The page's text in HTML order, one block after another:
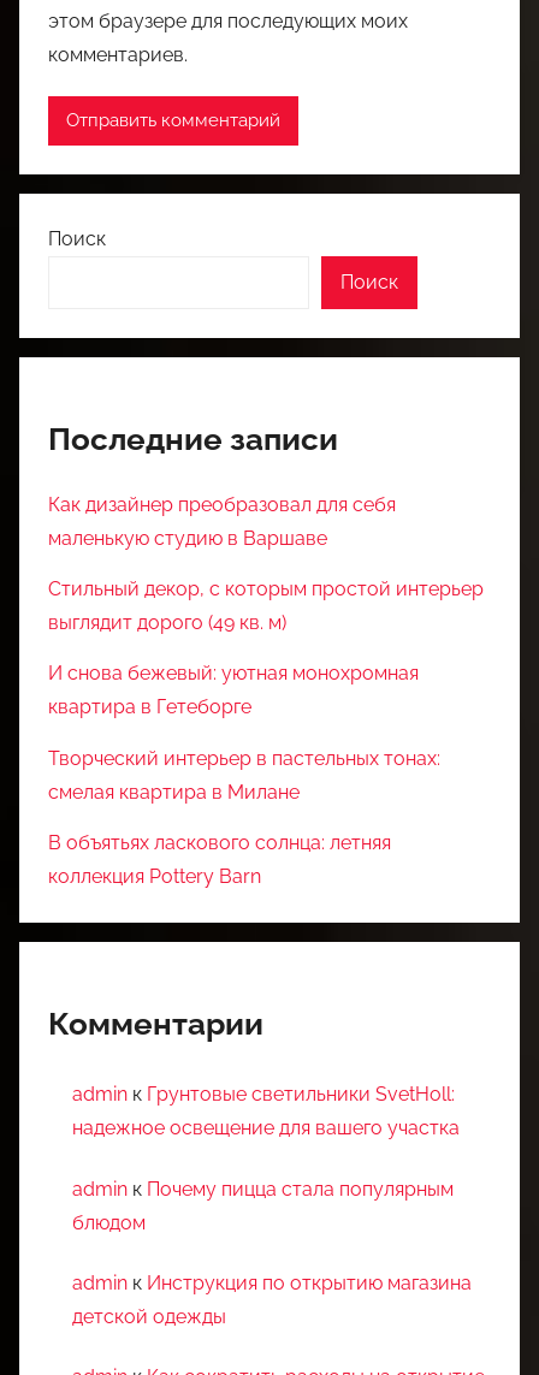
этом браузере для последующих моих
комментариев.
Поиск
Поиск
Последние записи
Как дизайнер преобразовал для себя
маленькую студию в Варшаве
Стильный декор, с которым простой интерьер
выглядит дорого (49 кв. м)
И снова бежевый: уютная монохромная
квартира в Гетеборге
Творческий интерьер в пастельных тонах:
смелая квартира в Милане
В объятьях ласкового солнца: летняя
коллекция Pottery Barn
Комментарии
admin к Грунтовые светильники SvetHoll:
надежное освещение для вашего участка
admin к Почему пицца стала популярным
блюдом
admin к Инструкция по открытию магазина
детской одежды